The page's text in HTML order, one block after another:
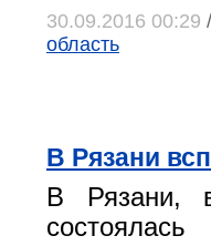
30.09.2016 00:29 /
область
В Рязани
В Рязани,
состоялась